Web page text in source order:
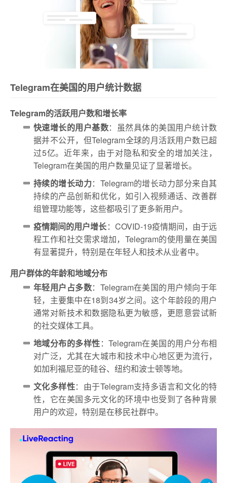
Telegram在美国的用户统计数据
Telegram的活跃用户数和增长率
快速增长的用户基数：虽然具体的美国用户统计数
据并不公开，但Telegram全球的月活跃用户数已超
过5亿。近年来，由于对隐私和安全的增加关注，
Telegram在美国的用户数量见证了显著增长。
持续的增长动力：Telegram的增长动力部分来自其
持续的产品创新和优化，如引入视频通话、改善群
组管理功能等，这些都吸引了更多新用户。
疫情期间的用户增长：COVID-19疫情期间，由于远
程工作和社交需求增加，Telegram的使用量在美国
有显著提升，特别是在年轻人和技术从业者中。
用户群体的年龄和地域分布
年轻用户占多数：Telegram在美国的用户倾向于年
轻，主要集中在18到34岁之间。这个年龄段的用户
通常对新技术和数据隐私更为敏感，更愿意尝试新
的社交媒体工具。
地域分布的多样性：Telegram在美国的用户分布相
对广泛，尤其在大城市和技术中心地区更为流行，
如加利福尼亚的硅谷、纽约和波士顿等地。
文化多样性：由于Telegram支持多语言和文化的特
性，它在美国多元文化的环境中也受到了各种背景
用户的欢迎，特别是在移民社群中。